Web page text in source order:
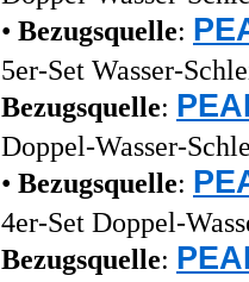
• Bezugsquelle:
5er-Set Wasser-
Bezugsquelle:
Doppel-Wasser-
• Bezugsquelle:
4er-Set Doppel-
Bezugsquelle: